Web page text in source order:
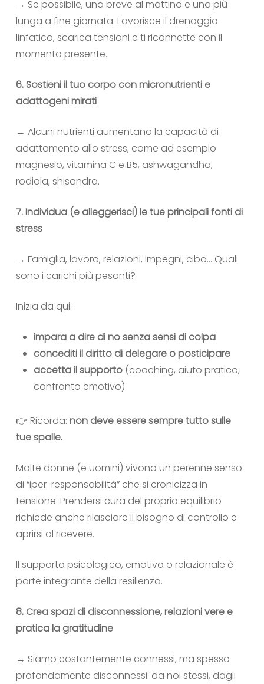
→ Se possibile, una breve al mattino e una più
lunga a fine giornata. Favorisce il drenaggio
linfatico, scarica tensioni e ti riconnette con il
momento presente.
6. Sostieni il tuo corpo con micronutrienti e
adattogeni mirati
→ Alcuni nutrienti aumentano la capacità di
adattamento allo stress, come ad esempio
magnesio, vitamina C e B5, ashwagandha,
rodiola, shisandra.
7. Individua (e alleggerisci) le tue principali fonti di
stress
→ Famiglia, lavoro, relazioni, impegni, cibo… Quali
sono i carichi più pesanti?
Inizia da qui:
impara a dire di no senza sensi di colpa
concediti il diritto di delegare o posticipare
accetta il supporto(coaching, aiuto pratico,
confronto emotivo)
👉 Ricorda: non deve essere sempre tutto sulle
tue spalle.
Molte donne (e uomini) vivono un perenne senso
di “iper-responsabilità” che si cronicizza in
tensione. Prendersi cura del proprio equilibrio
richiede anche rilasciare il bisogno di controllo e
aprirsi al ricevere.
Il supporto psicologico, emotivo o relazionale è
parte integrante della resilienza.
8. Crea spazi di disconnessione, relazioni vere e
pratica la gratitudine
→ Siamo costantemente connessi, ma spesso
profondamente disconnessi: da noi stessi, dagli